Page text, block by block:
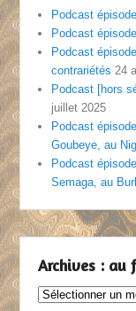
Podcast
Podcast
Podcast
contrariétés 24
Podcast [hors
juillet 2025
Podcast
Goubeye, au
Podcast
Semaga, au
Archives : au
Archives